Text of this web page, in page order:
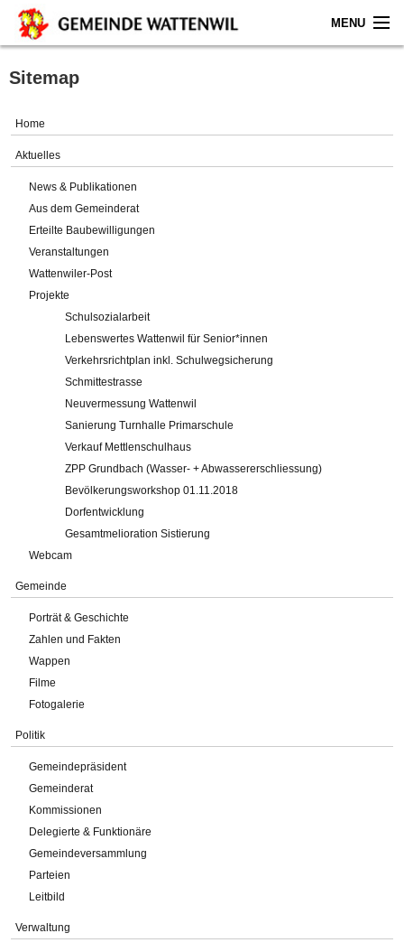
MENU
Home
Gemeinde
Verwaltung
Online-Service
Impressum
Sitemap
Home
Aktuelles
News & Publikationen
Aus dem Gemeinderat
Erteilte Baubewilligungen
Veranstaltungen
Wattenwiler-Post
Projekte
Schulsozialarbeit
Lebenswertes Wattenwil für Senior*innen
Verkehrsrichtplan inkl. Schulwegsicherung
Schmittestrasse
Neuvermessung Wattenwil
Sanierung Turnhalle Primarschule
Verkauf Mettlenschulhaus
ZPP Grundbach (Wasser- + Abwassererschliessung)
Bevölkerungsworkshop 01.11.2018
Dorfentwicklung
Gesamtmelioration Sistierung
Webcam
Gemeinde
Porträt & Geschichte
Zahlen und Fakten
Wappen
Filme
Fotogalerie
Politik
Gemeindepräsident
Gemeinderat
Kommissionen
Delegierte & Funktionäre
Gemeindeversammlung
Parteien
Leitbild
Verwaltung